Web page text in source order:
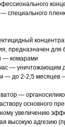
— специального
предназначен для
— комарами
— уничтожающим
— до 2-2,5 месяцев
—
основного
увеличению
высокую адгезию